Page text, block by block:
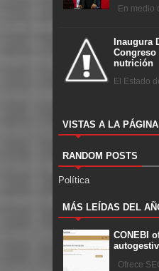
En medio
Inaugura
nutrición
El Estado
VISTAS A LA
RANDOM POSTS
Política
MÁS LEÍDAS DEL
CONEBI
Ofrece